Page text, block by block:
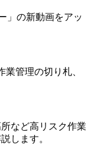
」の新動画をアッ
管理の切り札、
など高リスク作業
します。